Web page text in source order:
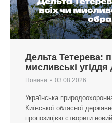
Дельта Тетерева:
мисливські
Новини 03.08.2026
Українська
Київської обласної
пропозицією створити